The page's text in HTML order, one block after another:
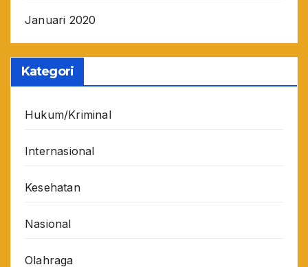
Januari 2020
Kategori
Hukum/Kriminal
Internasional
Kesehatan
Nasional
Olahraga